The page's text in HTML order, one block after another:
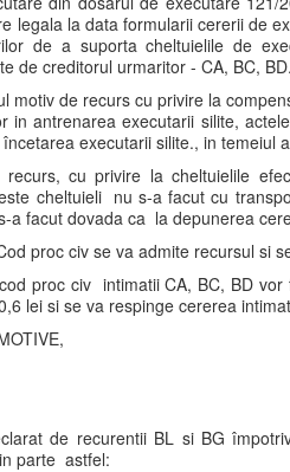
legala la data formularii cererii de
de a suporta cheltuielile de
de creditorul urmaritor - CA, BC, BD.
motiv de recurs cu privire la
in antrenarea executarii silite,
executarii silite., in temeiul
cu privire la cheltuielile
cheltuieli nu s-a facut cu
a facut dovada ca la depunerea
proc civ se va admite recursul si
proc civ intimatii CA, BC, BD
lei si se va respinge cererea
de recurentii BL si BG
parte astfel: